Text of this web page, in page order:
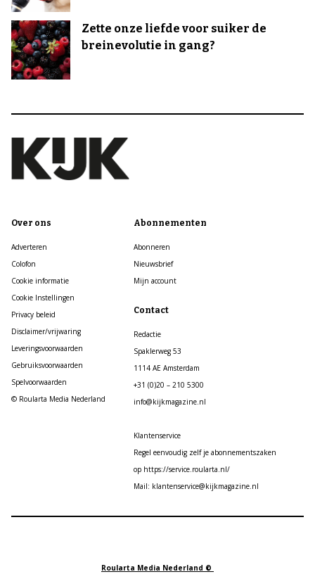
Zette onze liefde voor suiker de
breinevolutie in gang?
Over ons
Adverteren
Colofon
Cookie informatie
Cookie Instellingen
Privacy beleid
Disclaimer/vrijwaring
Leveringsvoorwaarden
Gebruiksvoorwaarden
Spelvoorwaarden
© Roularta Media Nederland
Abonnementen
Abonneren
Nieuwsbrief
Mijn account
Contact
Redactie
Spaklerweg 53
1114 AE Amsterdam
+31 (0)20 – 210 5300
info@kijkmagazine.nl
Klantenservice
Regel eenvoudig zelf je abonnementszaken
op https://service.roularta.nl/
Mail: klantenservice@kijkmagazine.nl
Roularta Media Nederland ©